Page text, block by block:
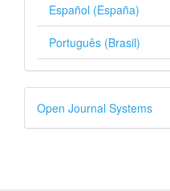
Español (España)
Português (Brasil)
Desenvolvido
por
Open Journal Systems